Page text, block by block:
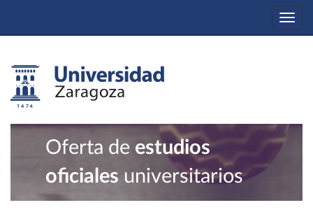
Oferta de estudios
oficiales universitarios